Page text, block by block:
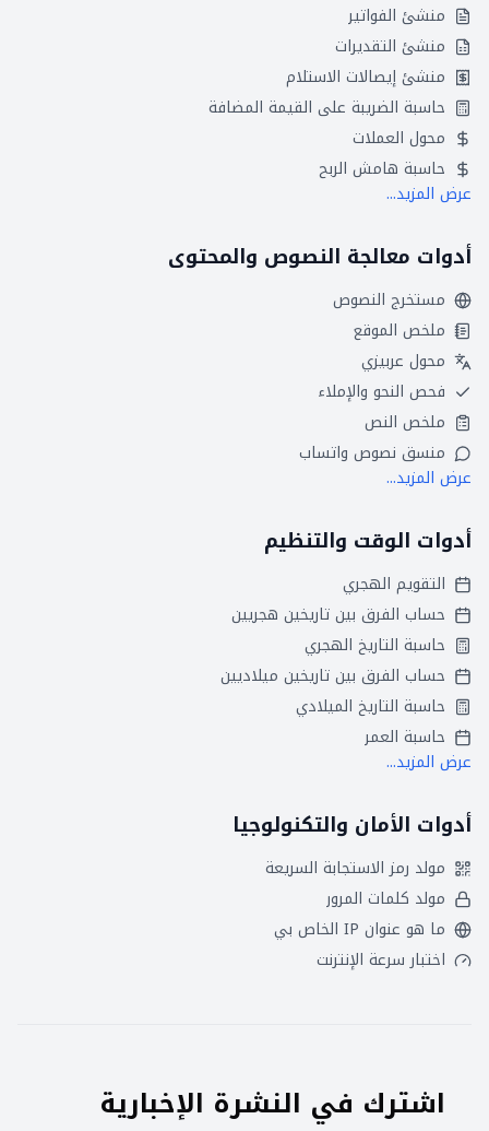
منشئ الفواتير
منشئ التقديرات
منشئ إيصالات الاستلام
حاسبة الضريبة على القيمة المضافة
محول العملات
حاسبة هامش الربح
عرض المزيد...
أدوات معالجة النصوص والمحتوى
مستخرج النصوص
ملخص الموقع
محول عربيزي
فحص النحو والإملاء
ملخص النص
منسق نصوص واتساب
عرض المزيد...
أدوات الوقت والتنظيم
التقويم الهجري
حساب الفرق بين تاريخين هجريين
حاسبة التاريخ الهجري
حساب الفرق بين تاريخين ميلاديين
حاسبة التاريخ الميلادي
حاسبة العمر
عرض المزيد...
أدوات الأمان والتكنولوجيا
مولد رمز الاستجابة السريعة
مولد كلمات المرور
ما هو عنوان IP الخاص بي
اختبار سرعة الإنترنت
اشترك في النشرة الإخبارية